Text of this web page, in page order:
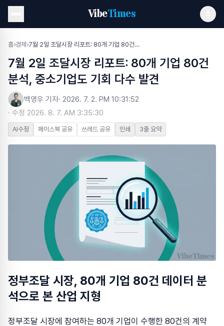
VibeTimes
홈›경제 › 7월 2일 조달시장 리포트: 80개 기업 80건 분석, 중소기업도 기회 다수 발견
7월 2일 조달시장 리포트: 80개 기업 80건
분석, 중소기업도 기회 다수 발견
백영우 기자· 2026. 7. 2. PM 10:31:52
· 수정 2026. 8. 7. AM 3:35:30
AI수정 페이스북 공유 쓰레드 공유 인쇄 3줄 요약
정부조달 시장, 80개 기업 80건 데이터 분
석으로 본 산업 지형
정부조달 시장에 참여하는 80개 기업이 수행한 80건의 계약